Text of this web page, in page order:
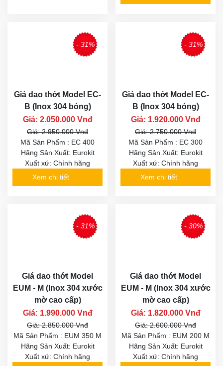
- 31%
Giá dao thớt Model EC-
B (Inox 304 bóng)
Giá: 2.050.000 Vnđ
Giá: 2.950.000 Vnđ
Mã Sản Phẩm : EC 400
Hãng Sản Xuất: Eurokit
Xuất xứ: Chính hãng
Xem chi tiết
- 31%
Giá dao thớt Model EC-
B (Inox 304 bóng)
Giá: 1.920.000 Vnđ
Giá: 2.750.000 Vnđ
Mã Sản Phẩm : EC 300
Hãng Sản Xuất: Eurokit
Xuất xứ: Chính hãng
Xem chi tiết
- 31%
Giá dao thớt Model
EUM - M (Inox 304 xước
mờ cao cấp)
Giá: 1.990.000 Vnđ
Giá: 2.850.000 Vnđ
Mã Sản Phẩm : EUM 350 M
Hãng Sản Xuất: Eurokit
Xuất xứ: Chính hãng
- 30%
Giá dao thớt Model
EUM - M (Inox 304 xước
mờ cao cấp)
Giá: 1.820.000 Vnđ
Giá: 2.600.000 Vnđ
Mã Sản Phẩm : EUM 200 M
Hãng Sản Xuất: Eurokit
Xuất xứ: Chính hãng